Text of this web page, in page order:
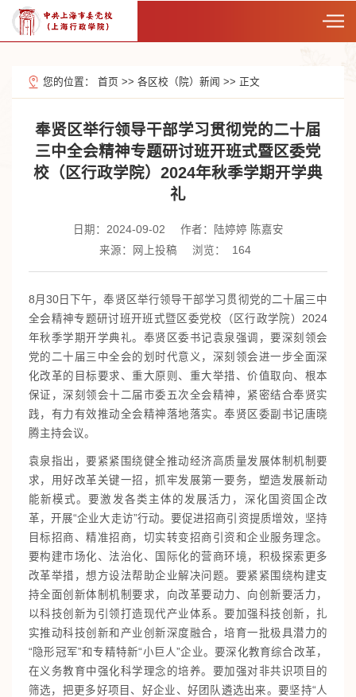
您的位置： 首页 >> 各区校（院）新闻 >> 正文
奉贤区举行领导干部学习贯彻党的二十届
三中全会精神专题研讨班开班式暨区委党
校（区行政学院）2024年秋季学期开学典
礼
日期：2024-09-02
作者：陆婷婷 陈嘉安
来源：网上投稿
浏览： 164
8月30日下午，奉贤区举行领导干部学习贯彻党的二十届三中
全会精神专题研讨班开班式暨区委党校（区行政学院）2024
年秋季学期开学典礼。奉贤区委书记袁泉强调，要深刻领会
党的二十届三中全会的划时代意义，深刻领会进一步全面深
化改革的目标要求、重大原则、重大举措、价值取向、根本
保证，深刻领会十二届市委五次全会精神，紧密结合奉贤实
践，有力有效推动全会精神落地落实。奉贤区委副书记唐晓
腾主持会议。
袁泉指出，要紧紧围绕健全推动经济高质量发展体制机制要
求，用好改革关键一招，抓牢发展第一要务，塑造发展新动
能新模式。要激发各类主体的发展活力，深化国资国企改
革，开展“企业大走访”行动。要促进招商引资提质增效，坚持
目标招商、精准招商，切实转变招商引资和企业服务理念。
要构建市场化、法治化、国际化的营商环境，积极探索更多
改革举措，想方设法帮助企业解决问题。要紧紧围绕构建支
持全面创新体制机制要求，向改革要动力、向创新要活力，
以科技创新为引领打造现代产业体系。要加强科技创新，扎
实推动科技创新和产业创新深度融合，培育一批极具潜力的
“隐形冠军”和专精特新“小巨人”企业。要深化教育综合改革，
在义务教育中强化科学理念的培养。要加强对非共识项目的
筛选，把更多好项目、好企业、好团队遴选出来。要坚持“人